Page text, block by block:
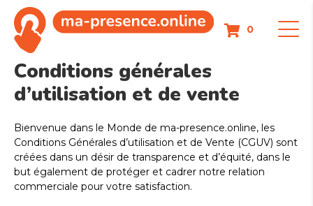
Aller
contenu
0
Conditions générales
d’utilisation et de vente
Bienvenue dans le Monde de ma-presence.online, les
Conditions Générales d’utilisation et de Vente (CGUV) sont
créées dans un désir de transparence et d’équité, dans le
but également de protéger et cadrer notre relation
commerciale pour votre satisfaction.